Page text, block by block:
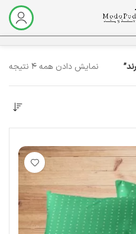
نمایش دادن همه 4 نتیجه